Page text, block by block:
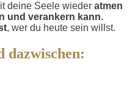
deine Seele wieder atmen
und verankern kann.
, wer du heute sein willst.